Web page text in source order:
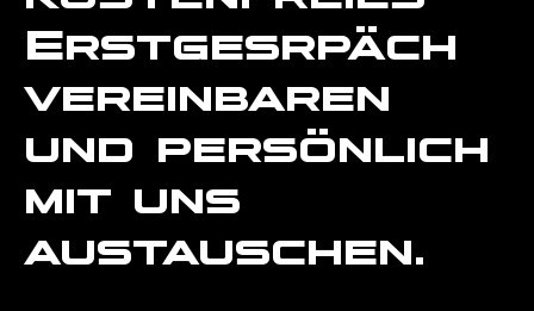
Erstgesrpäch
vereinbaren
und persönlich
mit uns
austauschen.